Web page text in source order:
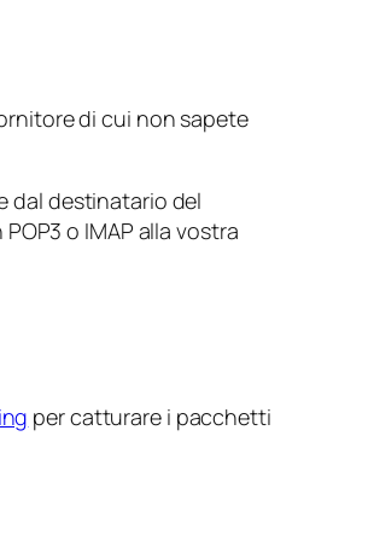
di cui non sapete
dal destinatario del
o IMAP alla vostra
per catturare i pacchetti